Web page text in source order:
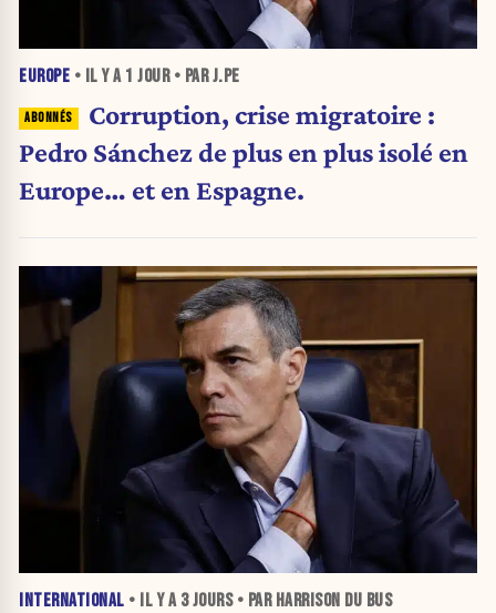
EUROPE • IL Y A 1 JOUR• PAR J.PE
Corruption, crise migratoire :
Pedro Sánchez de plus en plus isolé en
Europe… et en Espagne.
INTERNATIONAL • IL Y A 3 JOURS• PAR HARRISON DU BUS